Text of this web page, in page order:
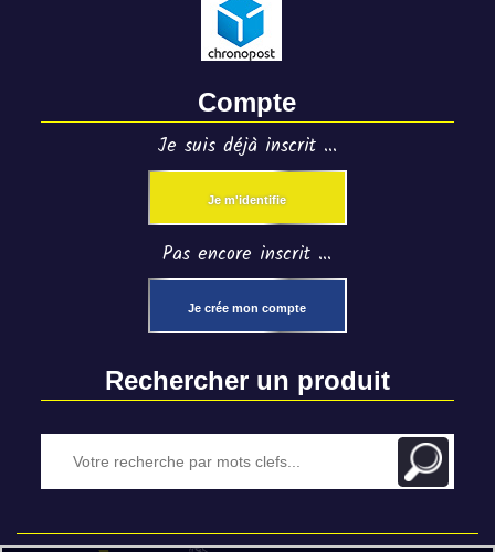
Compte
Je suis déjà inscrit ...
Je m'identifie
Pas encore inscrit ...
Je crée mon compte
Rechercher un produit